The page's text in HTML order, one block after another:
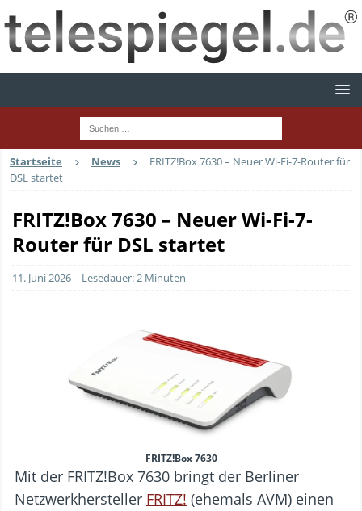
Startseite News
FRITZ!Box 7630 – Neuer Wi-Fi-7-Router für
DSL startet
FRITZ!Box 7630 – Neuer Wi-Fi-7-
Router für DSL startet
11. Juni 2026 Lesedauer: 2 Minuten
FRITZ!Box 7630
Mit der FRITZ!Box 7630 bringt der Berliner
Netzwerkhersteller FRITZ! (ehemals AVM) einen